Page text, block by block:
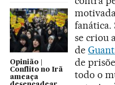
Opinião |
Conflito no Irã
ameaça
fanática.
se criou
de
de
todo o